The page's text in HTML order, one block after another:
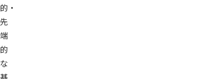
的・
先
端
的
な